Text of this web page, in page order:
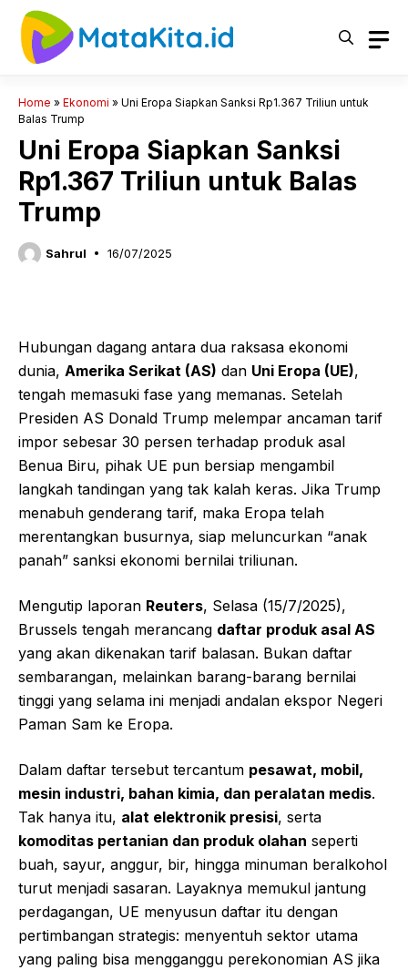
Langsung
Home » Ekonomi » Uni Eropa Siapkan Sanksi Rp1.367 Triliun untuk
Balas Trump
Uni Eropa Siapkan Sanksi
Rp1.367 Triliun untuk Balas
Trump
Sahrul 16/07/2025
Hubungan dagang antara dua raksasa ekonomi
dunia, Amerika Serikat (AS) dan Uni Eropa (UE),
tengah memasuki fase yang memanas. Setelah
Presiden AS Donald Trump melempar ancaman tarif
impor sebesar 30 persen terhadap produk asal
Benua Biru, pihak UE pun bersiap mengambil
langkah tandingan yang tak kalah keras. Jika Trump
menabuh genderang tarif, maka Eropa telah
merentangkan busurnya, siap meluncurkan “anak
panah” sanksi ekonomi bernilai triliunan.
Mengutip laporan Reuters, Selasa (15/7/2025),
Brussels tengah merancang daftar produk asal AS
yang akan dikenakan tarif balasan. Bukan daftar
sembarangan, melainkan barang-barang bernilai
tinggi yang selama ini menjadi andalan ekspor Negeri
Paman Sam ke Eropa.
Dalam daftar tersebut tercantum pesawat, mobil,
mesin industri, bahan kimia, dan peralatan medis.
Tak hanya itu, alat elektronik presisi, serta
komoditas pertanian dan produk olahan seperti
buah, sayur, anggur, bir, hingga minuman beralkohol
turut menjadi sasaran. Layaknya memukul jantung
perdagangan, UE menyusun daftar itu dengan
pertimbangan strategis: menyentuh sektor utama
yang paling bisa mengganggu perekonomian AS jika